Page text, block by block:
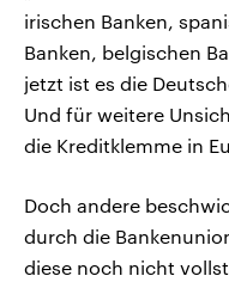
irischen Banken,
Banken, belgischen
jetzt ist es die
Und für weitere
die Kreditklemme in
Doch andere
durch die
diese noch nicht